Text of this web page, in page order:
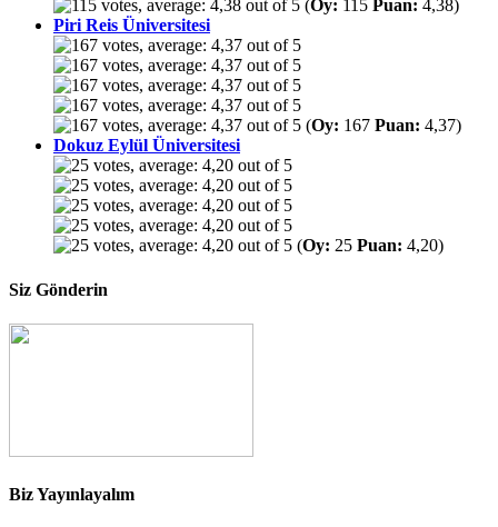
(Oy: 115 Puan: 4,38)
Piri Reis Üniversitesi
(Oy: 167 Puan: 4,37)
Dokuz Eylül Üniversitesi
(Oy: 25 Puan: 4,20)
Siz Gönderin
Biz Yayınlayalım